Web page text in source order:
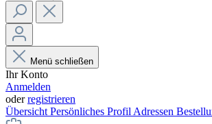
Menü schließen
Ihr Konto
Anmelden
oderregistrieren
Übersicht Persönliches Profil Adressen